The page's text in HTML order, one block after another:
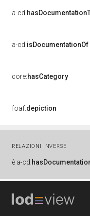
a-cd:
a-cd:isDocumentationOf
core:hasCategory
foaf:depiction
RELAZIONI INVERSE
è a-cd: